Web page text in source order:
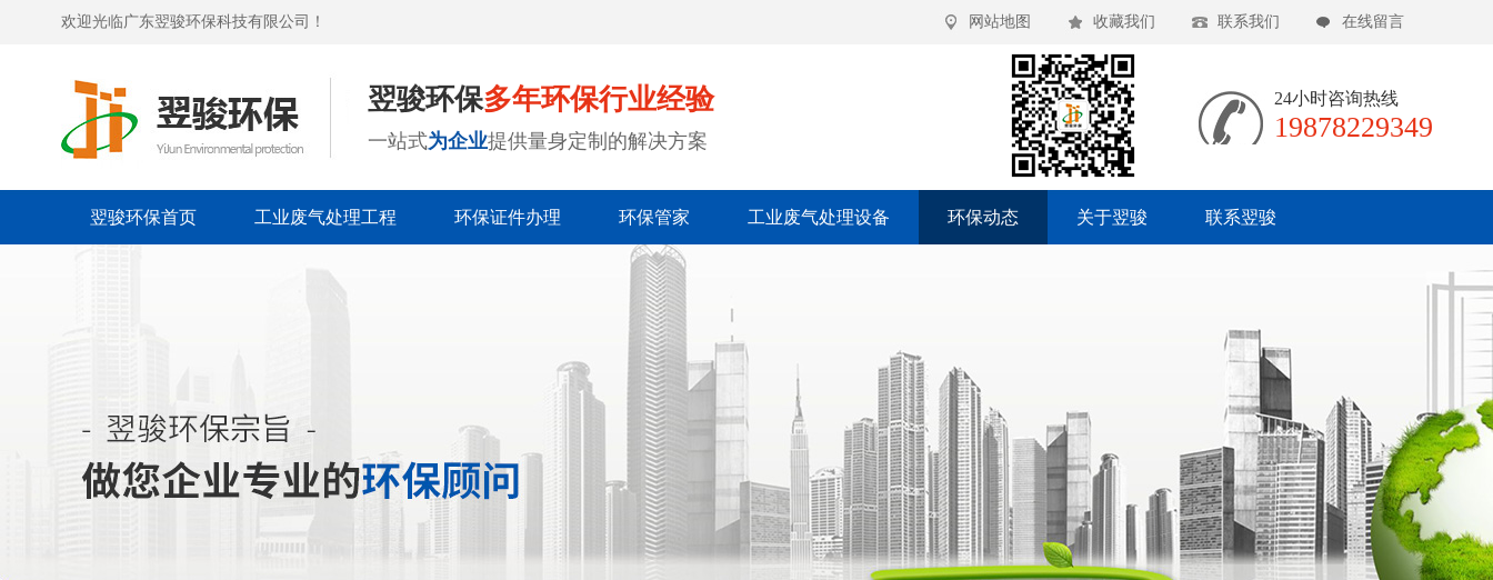
网站地图 收藏我们 联系我们 在线留言
欢迎光临广东翌骏环保科技有限公司！
翌骏环保多年环保行业经验
一站式为企业提供量身定制的解决方案
24小时咨询热线
19878229349
翌骏环保首页 工业废气处理工程 环保证件办理 环保管家 工业废气处理设备 环保动态 关于翌骏 联系翌骏